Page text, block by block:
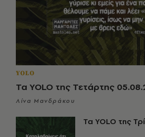
YOLO
Τα YOLO της Τετάρτης
Λίνα Μανδράκου
Τα YOLO της